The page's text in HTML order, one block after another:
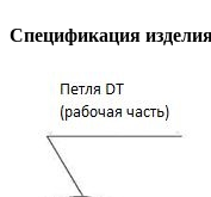
Спецификация